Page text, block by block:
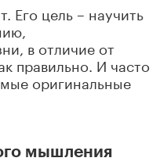
Его цель – научить
в отличие от
правильно. И часто
оригинальные
мышления